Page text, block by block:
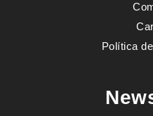
Política